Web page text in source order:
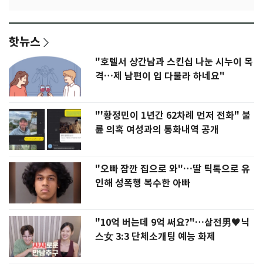
핫뉴스
"호텔서 상간남과 스킨십 나눈 시누이 목
격…제 남편이 입 다물라 하네요"
"'황정민이 1년간 62차례 먼저 전화" 불
륜 의혹 여성과의 통화내역 공개
"오빠 잠깐 집으로 와"…딸 틱톡으로 유
인해 성폭행 복수한 아빠
"10억 버는데 9억 써요?"…삼전男♥닉
스女 3:3 단체소개팅 예능 화제